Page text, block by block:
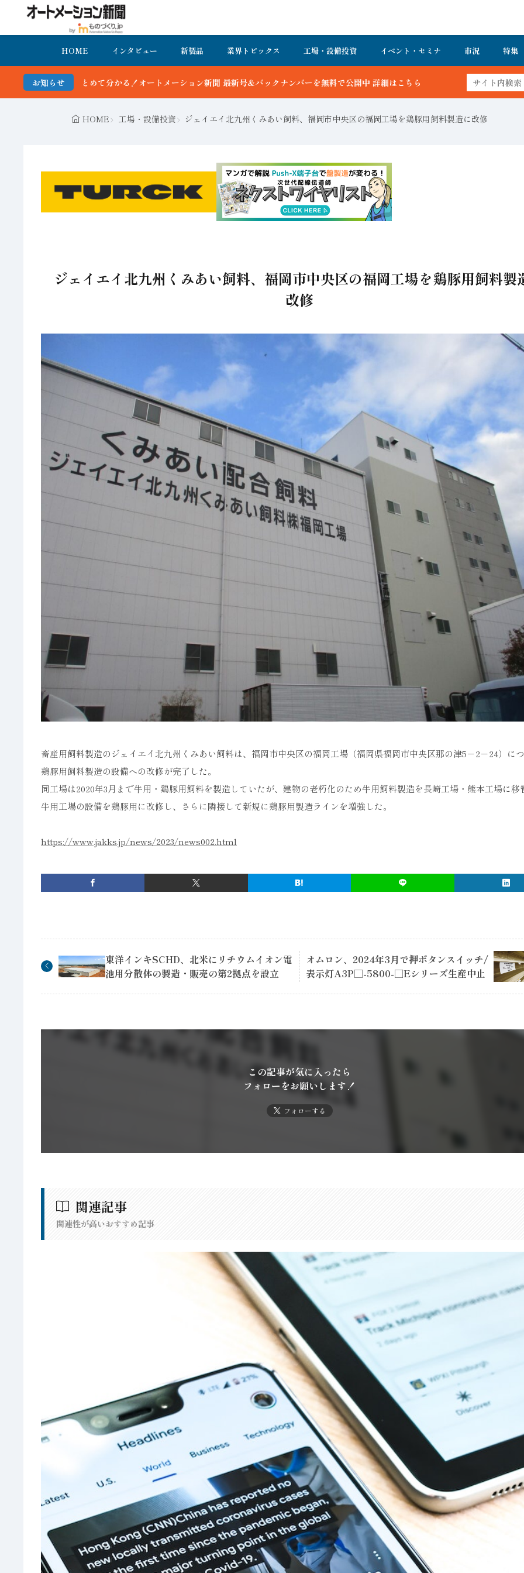
HOME インタビュー 新製品 業界トピックス 工場・設備投資 イベント・セミナ 市況 特集
お知らせ
ション新聞 最新号＆バックナンバーを無料で公開中 詳細はこちら
HOME 工場・設備投資 ジェイエイ北九州くみあい飼料、福岡市中央区の福岡工場を鶏豚用飼料製造に改修
ジェイエイ北九州くみあい飼料、福岡市中央区の福岡工場を鶏豚用飼料製
改修
畜産用飼料製造のジェイエイ北九州くみあい飼料は、福岡市中央区の福岡工場（福岡県福岡市中央区那の津5－2－24）に
鶏豚用飼料製造の設備への改修が完了した。
同工場は2020年3月まで牛用・鶏豚用飼料を製造していたが、建物の老朽化のため牛用飼料製造を長崎工場・熊本工場に移
牛用工場の設備を鶏豚用に改修し、さらに隣接して新規に鶏豚用製造ラインを増強した。
https://www.jakks.jp/news/2023/news002.html
東洋インキSCHD、北米にリチウムイオン電
池用分散体の製造・販売の第2拠点を設立
オムロン、2024年3月で押ボタンスイッチ/
表示灯A3P□-5800-□Eシリーズ生産中止
この記事が気に入ったら
フォローをお願いします！
フォローする
関連記事
関連性が高いおすすめ記事